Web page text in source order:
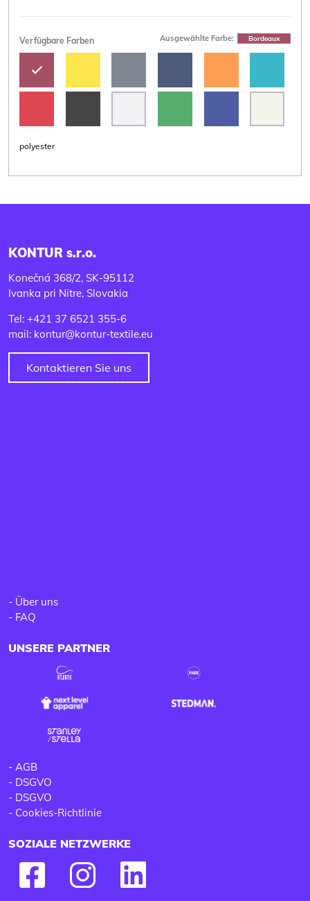
Verfügbare Farben Ausgewählte Farbe: Bordeaux
polyester
KONTUR s.r.o.
Konečná 368/2, SK-95112
Ivanka pri Nitre, Slovakia
Tel: +421 37 6521 355-6
mail: kontur@kontur-textile.eu
Kontaktieren Sie uns
- Über uns
- FAQ
UNSERE PARTNER
- AGB
- DSGVO
- DSGVO
- Cookies-Richtlinie
SOZIALE NETZWERKE